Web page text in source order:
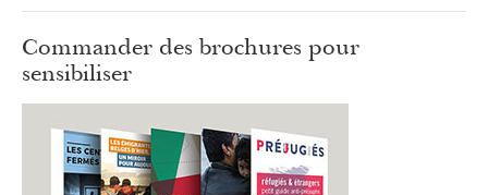
Commander des brochures pour
sensibiliser